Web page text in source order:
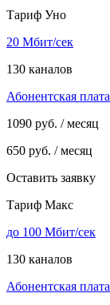
Тариф Уно
20 Мбит/сек
130 каналов
Абонентская плата
1090 руб. / месяц
650 руб. / месяц
Оставить заявку
Тариф Макс
до 100 Мбит/сек
130 каналов
Абонентская плата